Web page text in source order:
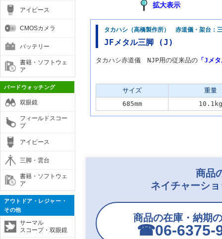
アイピース
CMOSカメラ
バッテリー
書籍・ソフトウェ
ア
バードウォッチング
双眼鏡
フィールドスコー
プ
アイピース
三脚・雲台
書籍・ソフトウェ
ア
アウトドア・レジャー・
その他
サーマル
スコープ・双眼鏡
拡大表示
タカハシ（高橋製作所） 赤道儀・架台：
JFメタル三脚 (J)
タカハシ赤道儀 NJP用の従来品の 「Jメ
サイズ
重量
685mm
10.1kg
商品
ネイチャーシ
商品の在庫・納期
☎︎06-6375-